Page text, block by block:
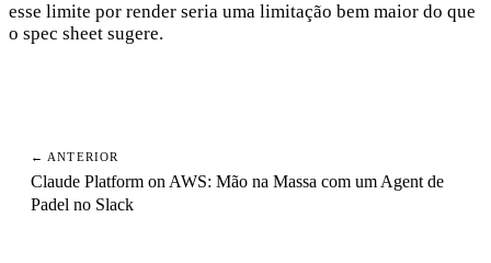
esse limite por render seria uma limitação bem maior do que
o spec sheet sugere.
ANTERIOR
Claude Platform on AWS: Mão na Massa com um Agent de
Padel no Slack